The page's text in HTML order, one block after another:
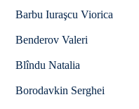
Barbu Iuraşcu Viorica
Benderov Valeri
Blîndu Natalia
Borodavkin Serghei